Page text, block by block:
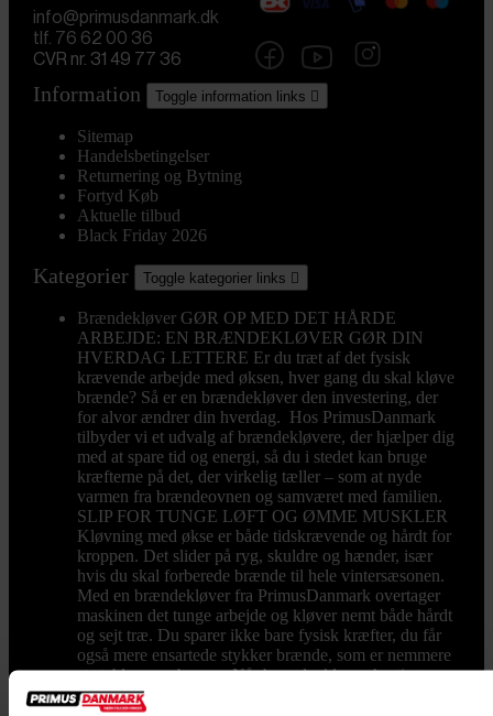
info@primusdanmark.dk
tlf. 76 62 00 36
CVR nr. 31 49 77 36
Information Toggle information links 
Sitemap
Handelsbetingelser
Returnering og Bytning
Fortyd Køb
Aktuelle tilbud
Black Friday 2026
Kategorier Toggle kategorier links 
Brændekløver GØR OP MED DET HÅRDE
ARBEJDE: EN BRÆNDEKLØVER GØR DIN
HVERDAG LETTERE Er du træt af det fysisk
krævende arbejde med øksen, hver gang du skal kløve
brænde? Så er en brændekløver den investering, der
for alvor ændrer din hverdag. Hos PrimusDanmark
tilbyder vi et udvalg af brændekløvere, der hjælper dig
med at spare tid og energi, så du i stedet kan bruge
kræfterne på det, der virkelig tæller – som at nyde
varmen fra brændeovnen og samværet med familien.
SLIP FOR TUNGE LØFT OG ØMME MUSKLER
Kløvning med økse er både tidskrævende og hårdt for
kroppen. Det slider på ryg, skuldre og hænder, især
hvis du skal forberede brænde til hele vintersæsonen.
Med en brændekløver fra PrimusDanmark overtager
maskinen det tunge arbejde og kløver nemt både hårdt
og sejt træ. Du sparer ikke bare fysisk kræfter, du får
også mere ensartede stykker brænde, som er nemmere
at stable og opbevare. Når brændet kløves hurtigt og
effektivt, får du mere tid til det, du helst vil – såsom